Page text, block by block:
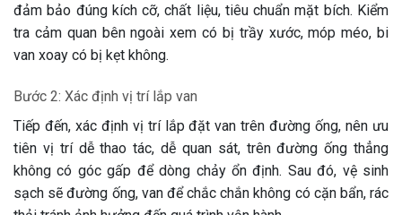
đảm bảo đúng kích cỡ, chất liệu, tiêu chuẩn mặt bích. Kiểm
tra cảm quan bên ngoài xem có bị trầy xước, móp méo, bi
van xoay có bị kẹt không.
Bước 2: Xác định vị trí lắp van
Tiếp đến, xác định vị trí lắp đặt van trên đường ống, nên ưu
tiên vị trí dễ thao tác, dễ quan sát, trên đường ống thẳng
không có góc gấp để dòng chảy ổn định. Sau đó, vệ sinh
sạch sẽ đường ống, van để chắc chắn không có cặn bẩn, rác